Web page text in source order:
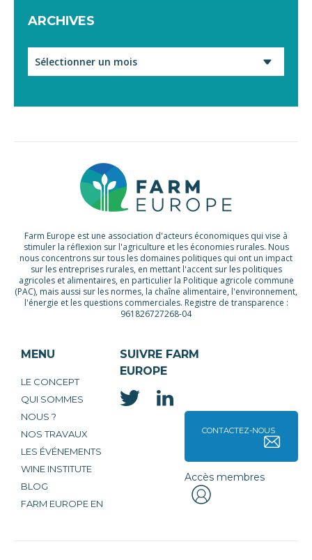
ARCHIVES
Farm Europe est une association d'acteurs économiques qui vise à
stimuler la réflexion sur l'agriculture et les économies rurales. Nous
nous concentrons sur tous les domaines politiques qui ont un impact
sur les entreprises rurales, en mettant l'accent sur les politiques
agricoles et alimentaires, en particulier la Politique agricole commune
(PAC), mais aussi sur les normes, la chaîne alimentaire, l'environnement,
l'énergie et les questions commerciales. Registre de transparence :
961826727268-04
MENU
LE CONCEPT
QUI SOMMES
NOUS ?
NOS TRAVAUX
LES ÉVÉNEMENTS
WINE INSTITUTE
BLOG
FARM EUROPE EN
SUIVRE FARM
EUROPE
CONTACTEZ-NOUS
Accès membres